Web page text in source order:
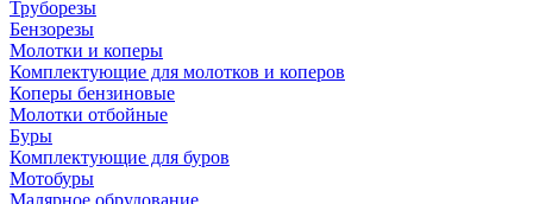
Труборезы
Бензорезы
Молотки и коперы
Комплектующие для молотков и коперов
Коперы бензиновые
Молотки отбойные
Буры
Комплектующие для буров
Мотобуры
Малярное обрудование